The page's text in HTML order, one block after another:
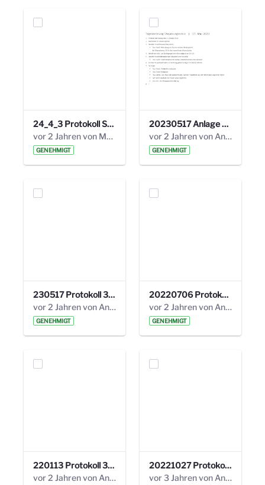
24_4_3 Protokoll Steuerungskreis.pdf
vor 2 Jahren von Marcel Eckert
GENEHMIGT
20230517 Anlage 1_35. Steuerungskreis.pdf
vor 2 Jahren von Anni Schlumberger
GENEHMIGT
230517 Protokoll 35. Steuerungskreis.pdf
vor 2 Jahren von Anni Schlumberger
GENEHMIGT
20220706 Protokoll 33. Steuerungskreis.pdf
vor 2 Jahren von Anni Schlumberger
GENEHMIGT
220113 Protokoll 32. Steuerungskreis.pdf
vor 2 Jahren von Anni Schlumberger
20221027 Protokoll 34. Steuerungskreis.pdf
vor 3 Jahren von Anni Schlumberger